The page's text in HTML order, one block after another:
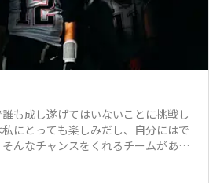
も成し遂げてはいないことに挑戦し
にとっても楽しみだし、自分にはで
んなチャンスをくれるチームがある
理由はない。